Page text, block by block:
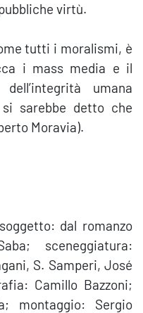
virtù.
tutti i moralismi, è
i mass media e il
umana
sarebbe detto che
Moravia).
dal romanzo
sceneggiatura:
S. Samperi, José
Camillo Bazzoni;
montaggio: Sergio